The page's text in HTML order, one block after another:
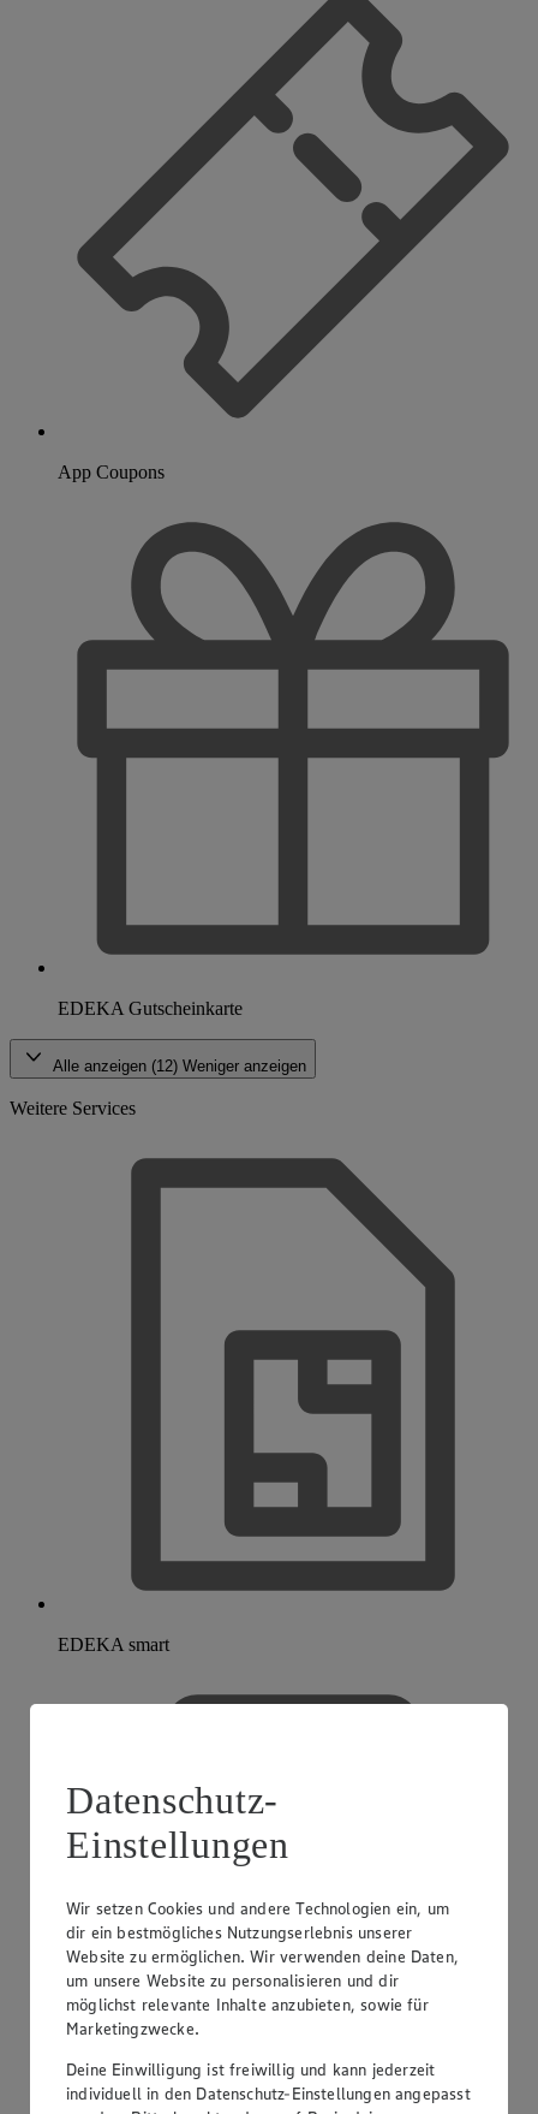
App Coupons
EDEKA Gutscheinkarte
Alle anzeigen (12) Weniger anzeigen
Weitere Services
EDEKA smart
Datenschutz-
Einstellungen
Wir setzen Cookies und andere Technologien ein, um
dir ein bestmögliches Nutzungserlebnis unserer
Website zu ermöglichen. Wir verwenden deine Daten,
um unsere Website zu personalisieren und dir
möglichst relevante Inhalte anzubieten, sowie für
Marketingzwecke.
Deine Einwilligung ist freiwillig und kann jederzeit
individuell in den Datenschutz-Einstellungen angepasst